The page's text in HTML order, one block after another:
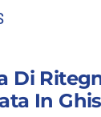
Di
In